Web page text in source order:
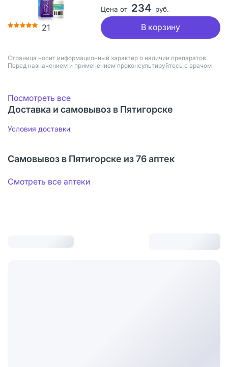
21
Цена от 234 руб.
В корзину
Страница носит информационный характер о наличии препаратов.
Перед назначением и применением проконсультируйтесь с врачом
Посмотреть все
Доставка и самовывоз в Пятигорске
Условия доставки
Самовывоз в Пятигорске из 76 аптек
Смотреть все аптеки